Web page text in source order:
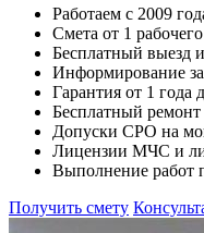
Работаем с 2009
Смета от 1
Бесплатный выезд
Информирование
Гарантия от 1 года
Бесплатный ремонт
Допуски СРО на
Лицензии МЧС и
Выполнение работ
Получить смету